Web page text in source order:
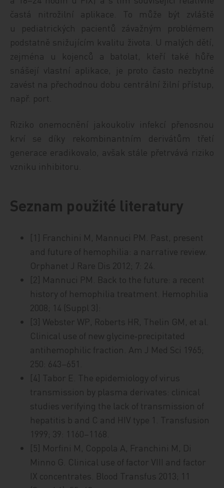
častá nitrožilní aplikace. To může být zvláště
u pediatrických pacientů závažným problémem
podstatně snižujícím kvalitu života. U malých dětí,
zejména u kojenců a batolat, kteří také hůře
snášejí vlastní aplikace, je proto často nezbytné
zavést na přechodnou dobu centrální žilní přístup,
např. port.
Riziko onemocnění jakoukoliv infekcí přenosnou
krví se díky rekombinantním derivátům třetí
generace eradikovalo, avšak stále přetrvává riziko
vzniku inhibitoru.
Seznam použité literatury
[1] Franchini M, Mannuci PM. Past, present
and future of hemophilia: a narrative review.
Orphanet J Rare Dis 2012; 7: 24.
[2] Mannuci PM. Back to the future: a recent
history of hemophilia treatment. Hemophilia
2008; 14 (Suppl 3):
[3] Webster WP, Roberts HR, Thelin GM, et al.
Clinical use of new glycine‑precipitated
antihemophilic fraction. Am J Med Sci 1965;
250: 643–651.
[4] Tabor E. The epidemiology of virus
transmission by plasma derivates: clinical
studies verifying the lack of transmission of
hepatitis b and C and HIV type 1. Transfusion
1999; 39: 1160–1168.
[5] Morfini M, Coppola A, Franchini M, Di
Minno G. Clinical use of factor VIII and factor
IX concentrates. Blood Transfus 2013; 11